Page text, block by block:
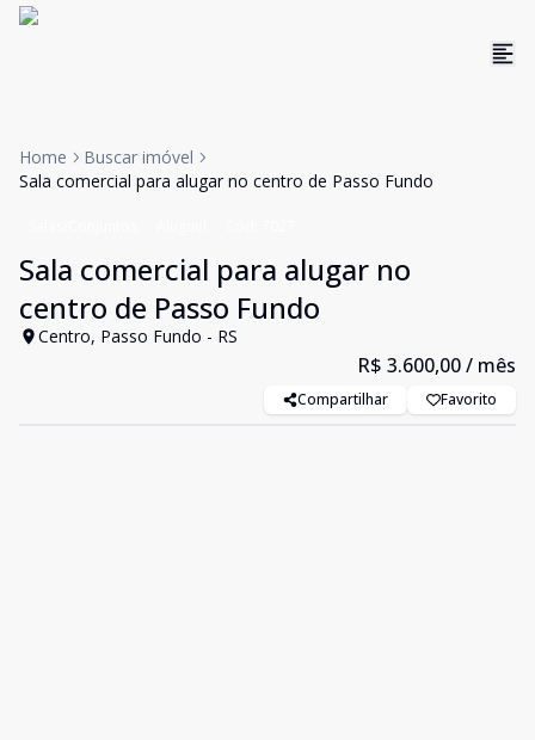
Home
Buscar imóvel
Sala comercial para alugar no centro de Passo Fundo
Sala comercial para alugar no
centro de Passo Fundo
Centro, Passo Fundo - RS
R$ 3.600,00/ mês
Compartilhar Favorito